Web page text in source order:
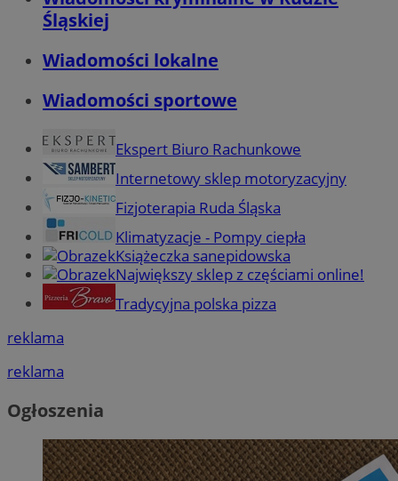
Śląskiej
Wiadomości lokalne
Wiadomości sportowe
Ekspert Biuro Rachunkowe
Internetowy sklep motoryzacyjny
Fizjoterapia Ruda Śląska
Klimatyzacje - Pompy ciepła
Książeczka sanepidowska
Największy sklep z częściami online!
Tradycyjna polska pizza
reklama
reklama
Ogłoszenia